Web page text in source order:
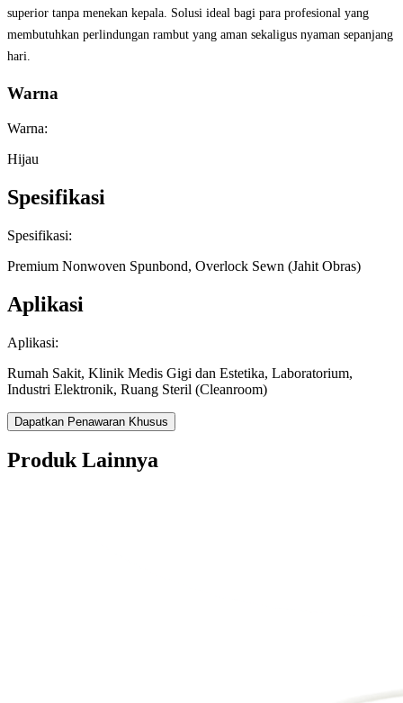
superior tanpa menekan kepala. Solusi ideal bagi para profesional yang
membutuhkan perlindungan rambut yang aman sekaligus nyaman sepanjang
hari.
Warna
Warna:
Hijau
Spesifikasi
Spesifikasi:
Premium Nonwoven Spunbond, Overlock Sewn (Jahit Obras)
Aplikasi
Aplikasi:
Rumah Sakit, Klinik Medis Gigi dan Estetika, Laboratorium,
Industri Elektronik, Ruang Steril (Cleanroom)
Dapatkan Penawaran Khusus
Produk Lainnya